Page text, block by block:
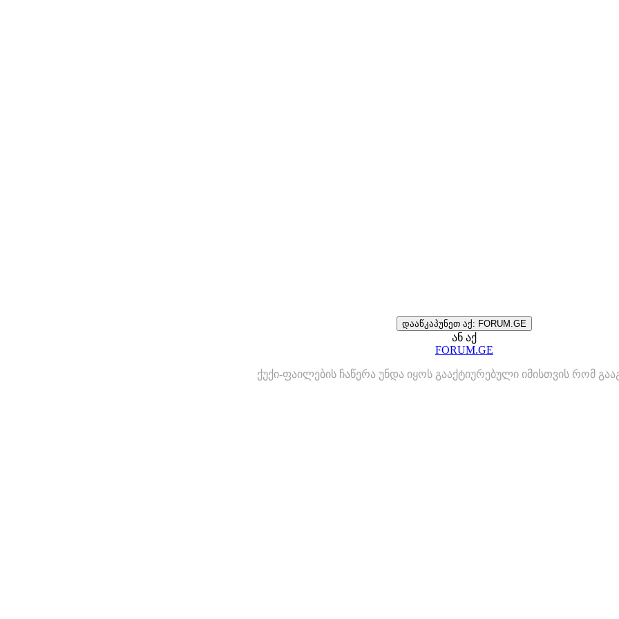
დააწკაპუნეთ აქ: FORUM.GE
ან აქ
FORUM.GE
ქუქი-ფაილების ჩაწერა უნდა იყოს გააქტიურებული იმისთვის რომ